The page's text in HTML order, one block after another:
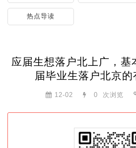
热点导读
应届生想落户北上广，基
届毕业生落户北京的
12-02 0 次浏览